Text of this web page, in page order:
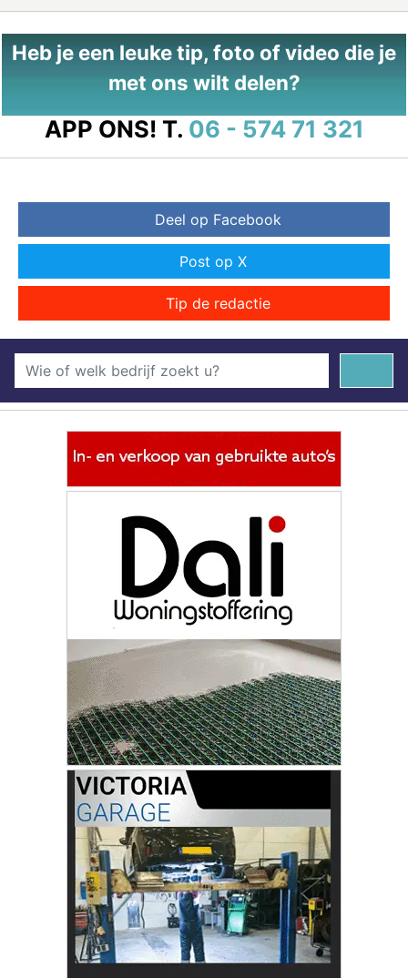
Heb je een leuke tip, foto of video die je
met ons wilt delen?
APP ONS! T. 06 - 574 71 321
Deel op Facebook
Post op X
Tip de redactie